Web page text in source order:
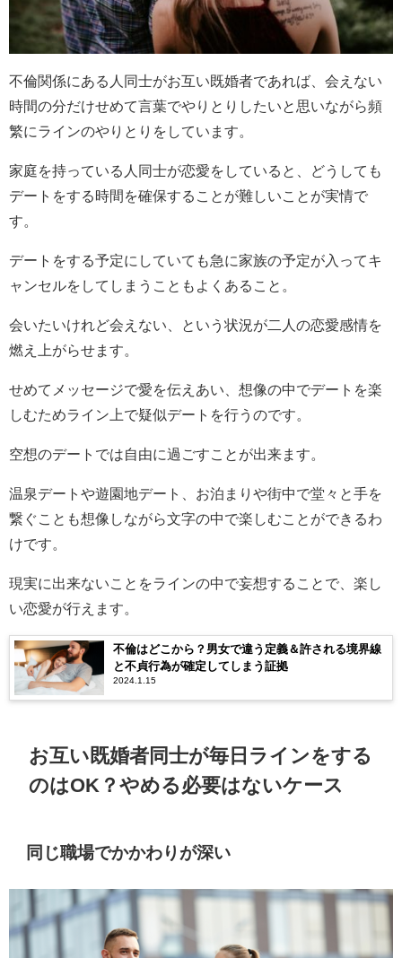
不倫関係にある人同士がお互い既婚者であれば、会えない
時間の分だけせめて言葉でやりとりしたいと思いながら頻
繁にラインのやりとりをしています。
家庭を持っている人同士が恋愛をしていると、どうしても
デートをする時間を確保することが難しいことが実情で
す。
デートをする予定にしていても急に家族の予定が入ってキ
ャンセルをしてしまうこともよくあること。
会いたいけれど会えない、という状況が二人の恋愛感情を
燃え上がらせます。
せめてメッセージで愛を伝えあい、想像の中でデートを楽
しむためライン上で疑似デートを行うのです。
空想のデートでは自由に過ごすことが出来ます。
温泉デートや遊園地デート、お泊まりや街中で堂々と手を
繋ぐことも想像しながら文字の中で楽しむことができるわ
けです。
現実に出来ないことをラインの中で妄想することで、楽し
い恋愛が行えます。
不倫はどこから？男女で違う定義＆許される境界線
と不貞行為が確定してしまう証拠
2024.1.15
お互い既婚者同士が毎日ラインをする
のはOK？やめる必要はないケース
同じ職場でかかわりが深い